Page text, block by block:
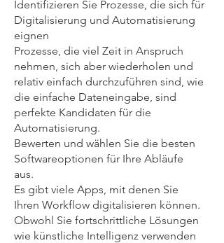
Identifizieren Sie Prozesse, die sich für
Digitalisierung und Automatisierung
eignen
Prozesse, die viel Zeit in Anspruch
nehmen, sich aber wiederholen und
relativ einfach durchzuführen sind, wie
die einfache Dateneingabe, sind
perfekte Kandidaten für die
Automatisierung.
Bewerten und wählen Sie die besten
Softwareoptionen für Ihre Abläufe
aus.
Es gibt viele Apps, mit denen Sie
Ihren Workflow digitalisieren können.
Obwohl Sie fortschrittliche Lösungen
wie künstliche Intelligenz verwenden